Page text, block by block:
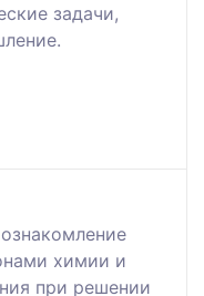
задачи,
химии и
при решении